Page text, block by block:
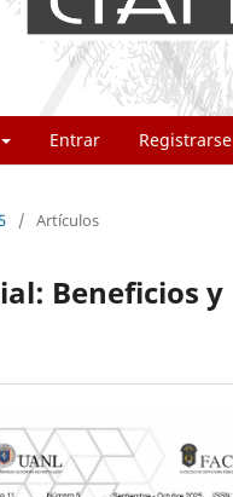
Entrar Registrarse
/ Artículos
Beneficios y